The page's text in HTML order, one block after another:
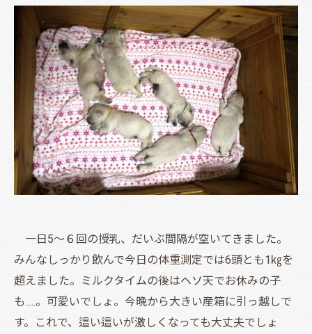
一日5～６回の授乳、だいぶ間隔が空いてきました。
みんなしっかり飲んで今日の体重測定では6頭とも1㎏を
超えました。ミルクタイムの後はヘソ天でお休みの子
も.....。可愛いでしょ。今晩から大きい産箱に引っ越しで
す。これで、這い這いが激しくなっても大丈夫でしょ